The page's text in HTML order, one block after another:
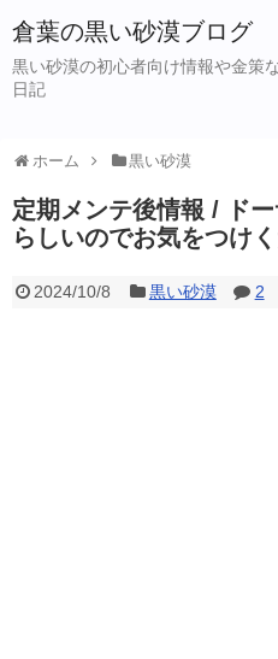
倉葉の黒い砂漠ブログ
黒い砂漠の初心者向け情報や金策
日記
ホーム 黒い砂漠
定期メンテ後情報 / ド
らしいのでお気をつけ
2024/10/8 黒い砂漠 2